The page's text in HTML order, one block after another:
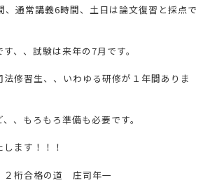
、通常講義6時間、土日は論文復習と採点で
、、試験は来年の7月です。
修習生、、いわゆる研修が１年間ありま
、もろもろ準備も必要です。
ます！！！
桁合格の道 庄司年一